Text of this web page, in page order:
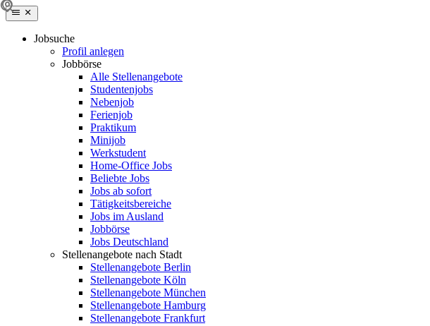
Jobsuche
Profil anlegen
Jobbörse
Alle Stellenangebote
Studentenjobs
Nebenjob
Ferienjob
Praktikum
Minijob
Werkstudent
Home-Office Jobs
Beliebte Jobs
Jobs ab sofort
Tätigkeitsbereiche
Jobs im Ausland
Jobbörse
Jobs Deutschland
Stellenangebote nach Stadt
Stellenangebote Berlin
Stellenangebote Köln
Stellenangebote München
Stellenangebote Hamburg
Stellenangebote Frankfurt